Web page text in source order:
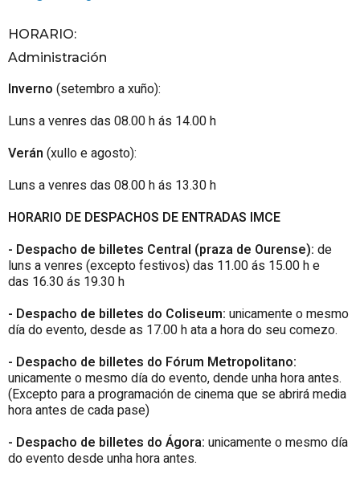
HORARIO:
Administración
Inverno (setembro a xuño):
Luns a venres das 08.00 h ás 14.00 h
Verán (xullo e agosto):
Luns a venres das 08.00 h ás 13.30 h
HORARIO DE DESPACHOS DE ENTRADAS IMCE
- Despacho de billetes Central (praza de Ourense): de
luns a venres (excepto festivos) das 11.00 ás 15.00 h e
das 16.30 ás 19.30 h
- Despacho de billetes do Coliseum: unicamente o mesmo
día do evento, desde as 17.00 h ata a hora do seu comezo.
- Despacho de billetes do Fórum Metropolitano:
unicamente o mesmo día do evento, dende unha hora antes.
(Excepto para a programación de cinema que se abrirá media
hora antes de cada pase)
- Despacho de billetes do Ágora: unicamente o mesmo día
do evento desde unha hora antes.